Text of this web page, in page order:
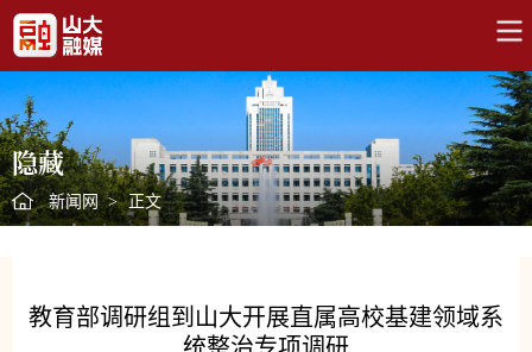
隐藏
新闻网 > 正文
教育部调研组到山大开展直属高校基建领域系